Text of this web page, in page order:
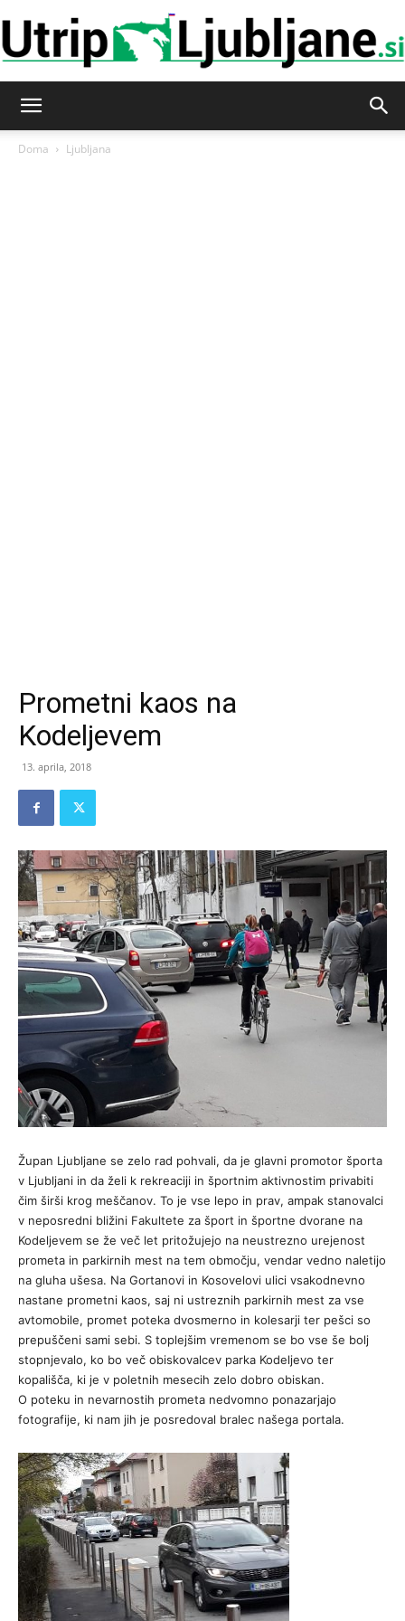
Doma Ljubljana
Prometni kaos na
Kodeljevem
13. aprila, 2018
Župan Ljubljane se zelo rad pohvali, da je glavni promotor športa
v Ljubljani in da želi k rekreaciji in športnim aktivnostim privabiti
čim širši krog meščanov. To je vse lepo in prav, ampak stanovalci
v neposredni bližini Fakultete za šport in športne dvorane na
Kodeljevem se že več let pritožujejo na neustrezno urejenost
prometa in parkirnih mest na tem območju, vendar vedno naletijo
na gluha ušesa. Na Gortanovi in Kosovelovi ulici vsakodnevno
nastane prometni kaos, saj ni ustreznih parkirnih mest za vse
avtomobile, promet poteka dvosmerno in kolesarji ter pešci so
prepuščeni sami sebi. S toplejšim vremenom se bo vse še bolj
stopnjevalo, ko bo več obiskovalcev parka Kodeljevo ter
kopališča, ki je v poletnih mesecih zelo dobro obiskan.
O poteku in nevarnostih prometa nedvomno ponazarjajo
fotografije, ki nam jih je posredoval bralec našega portala.